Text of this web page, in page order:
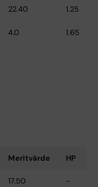
22.40 1.25
4.0 1.65
Meritvärde HP
17.50 -